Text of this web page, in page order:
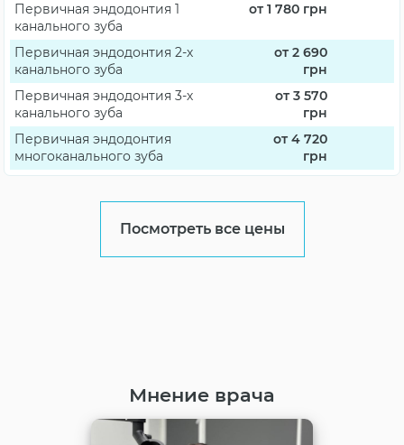
Первичная эндодонтия 1
канального зуба
от 1 780 грн
Первичная эндодонтия 2-х
канального зуба
от 2 690
грн
Первичная эндодонтия 3-х
канального зуба
от 3 570
грн
Первичная эндодонтия
многоканального зуба
от 4 720
грн
Посмотреть все цены
Мнение врача